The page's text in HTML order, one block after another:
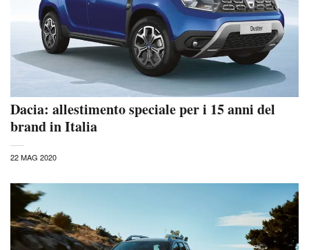
Dacia: allestimento speciale per i 15 anni del
brand in Italia
22 MAG 2020